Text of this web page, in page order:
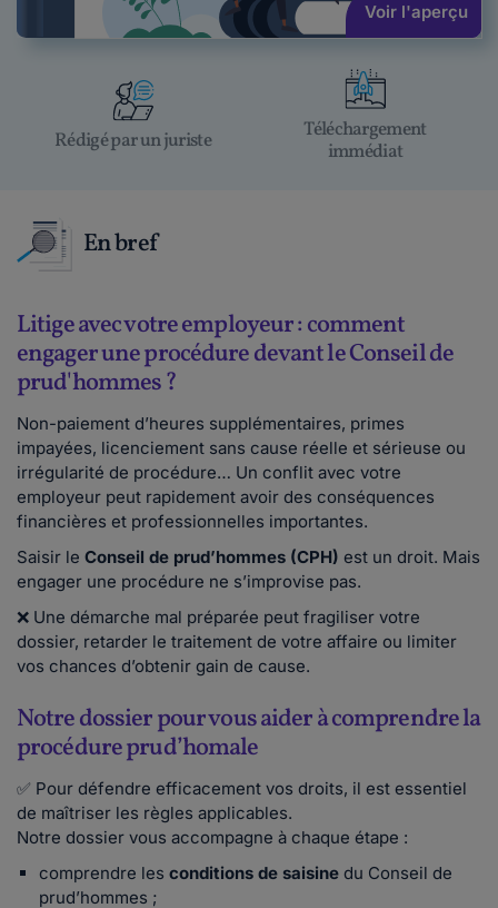
Voir l'aperçu
Rédigé par un juriste
Téléchargement
immédiat
En bref
Litige avec votre employeur : comment
engager une procédure devant le Conseil de
prud'hommes ?
Non-paiement d’heures supplémentaires, primes
impayées, licenciement sans cause réelle et sérieuse ou
irrégularité de procédure… Un conflit avec votre
employeur peut rapidement avoir des conséquences
financières et professionnelles importantes.
Saisir le Conseil de prud’hommes (CPH) est un droit. Mais
engager une procédure ne s’improvise pas.
❌ Une démarche mal préparée peut fragiliser votre
dossier, retarder le traitement de votre affaire ou limiter
vos chances d’obtenir gain de cause.
Notre dossier pour vous aider à comprendre la
procédure prud’homale
✅ Pour défendre efficacement vos droits, il est essentiel
de maîtriser les règles applicables.
Notre dossier vous accompagne à chaque étape :
comprendre les conditions de saisine du Conseil de
prud’hommes ;